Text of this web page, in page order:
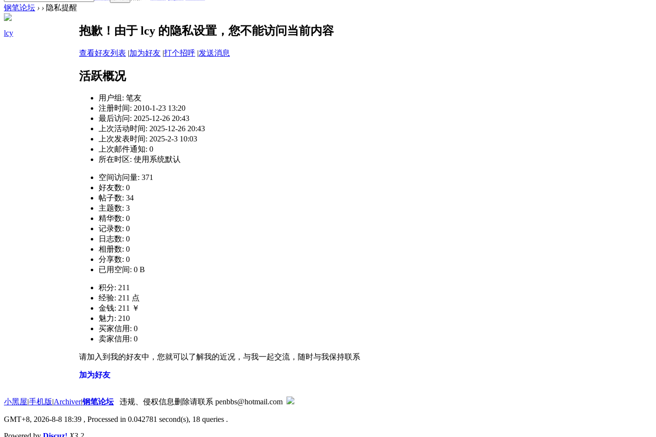
钢笔论坛 › › 隐私提醒
lcy 抱歉！由于 lcy 的隐私设置，您不能访问当前内容
查看好友列表 |加为好友 |打个招呼 |发送消息
活跃概况
用户组: 笔友
注册时间: 2010-1-23 13:20
最后访问: 2025-12-26 20:43
上次活动时间: 2025-12-26 20:43
上次发表时间: 2025-2-3 10:03
上次邮件通知: 0
所在时区: 使用系统默认
空间访问量: 371
好友数: 0
帖子数: 34
主题数: 3
精华数: 0
记录数: 0
日志数: 0
相册数: 0
分享数: 0
已用空间: 0 B
积分: 211
经验: 211 点
金钱: 211 ￥
魅力: 210
买家信用: 0
卖家信用: 0
请加入到我的好友中，您就可以了解我的近况，与我一起交流，随时与我保持联系
加为好友
小黑屋|手机版|Archiver|钢笔论坛 违规、侵权信息删除请联系 penbbs@hotmail.com
GMT+8, 2026-8-8 18:39 , Processed in 0.042781 second(s), 18 queries .